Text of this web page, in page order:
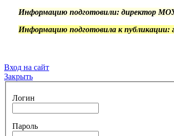
Информацию подготовили: директор
Информацию подготовила к
Вход на сайт
Закрыть
Логин
Пароль